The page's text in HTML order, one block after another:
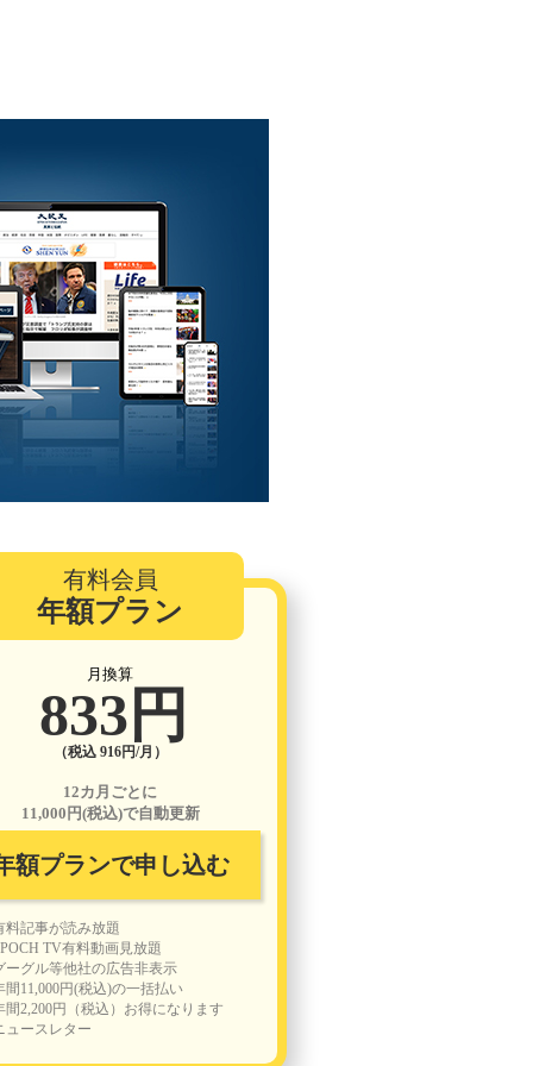
有料会員
年額プラン
月換算
833円
（税込 916円/月）
12カ月ごとに
11,000円(税込)で自動更新
額プランで申し込む
料記事が読み放題
TV有料動画見放題
ーグル等他社の広告非表示
間11,000円(税込)の一括払い
間2,200円（税込）お得になります
ュースレター